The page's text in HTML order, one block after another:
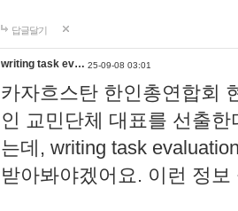
답글달기
writing task ev… 25-09-08 03:01
카자흐스탄 한인총연합회
인 교민단체 대표를 선출
는데, writing task
받아봐야겠어요. 이런 정